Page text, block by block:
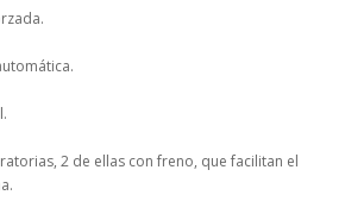
2 de ellas con freno, que facilitan el